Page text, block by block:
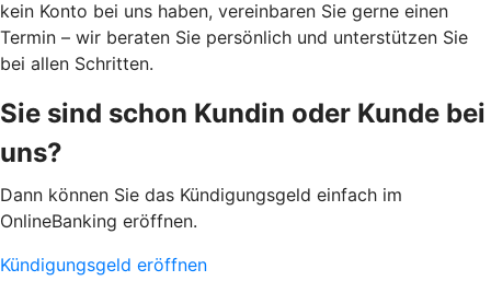
kein Konto bei uns haben, vereinbaren Sie gerne einen
Termin – wir beraten Sie persönlich und unterstützen Sie
bei allen Schritten.
Sie sind schon Kundin oder Kunde bei
uns?
Dann können Sie das Kündigungsgeld einfach im
OnlineBanking eröffnen.
Kündigungsgeld eröffnen